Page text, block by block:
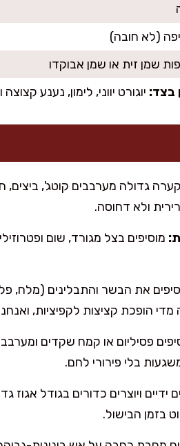
בצד: יוגורט יווני, לימון, נענע
גדולה מערבבים קוטג',
ולא דחוסה.
מוסיפים בצל מגורד, שום
את הבשר והתבלינים (מלח,
הופכת קציצות לקפיציות,
בלי פירורי לחם.
בזמן הבישול.